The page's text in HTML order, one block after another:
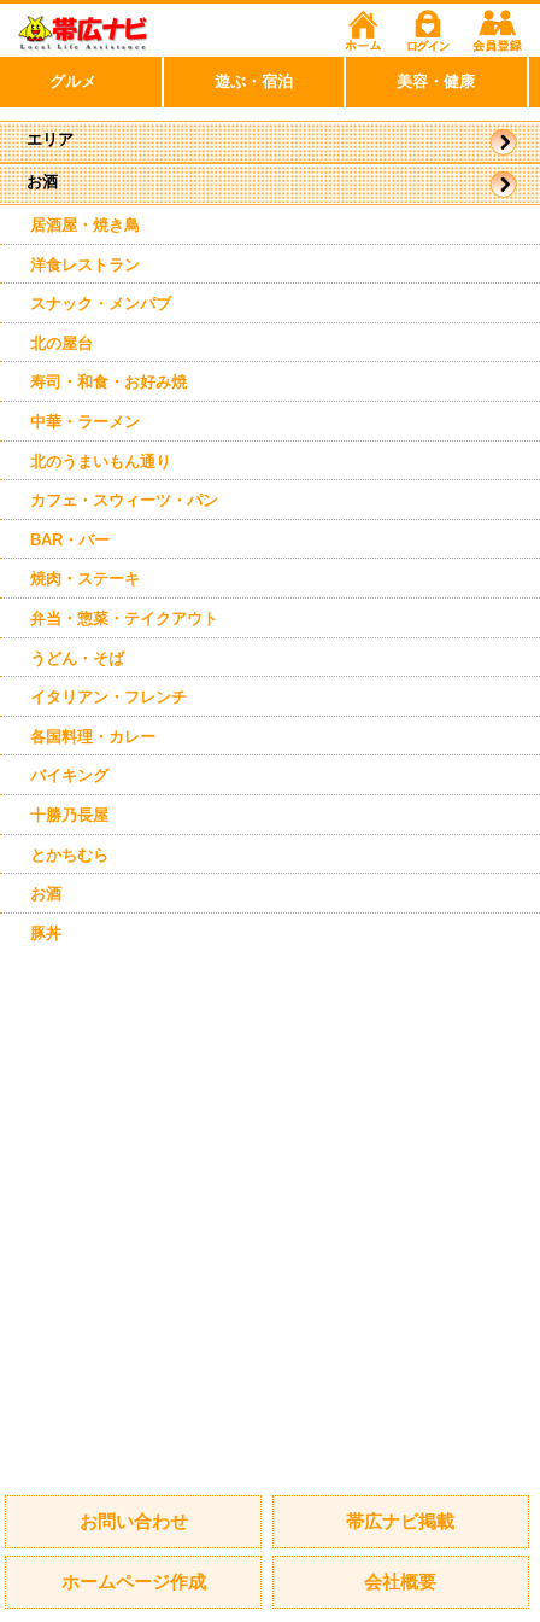
お酒
居酒屋・焼き鳥
洋食レストラン
スナック・メンパブ
北の屋台
寿司・和食・お好み焼
中華・ラーメン
北のうまいもん通り
カフェ・スウィーツ・パン
BAR・バー
焼肉・ステーキ
弁当・惣菜・テイクアウト
うどん・そば
イタリアン・フレンチ
各国料理・カレー
バイキング
十勝乃長屋
とかちむら
お酒
豚丼
エリア
帯広市
駅周辺
グルメ 遊ぶ・宿泊 美容・健康
お問い合わせ 帯広ナビ掲載
ホームページ作成 会社概要